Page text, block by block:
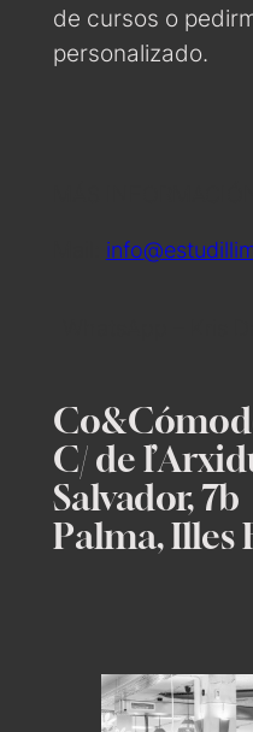
de cursos o
personalizado.
C/ de
Salvador, 7b
Palma, Illes